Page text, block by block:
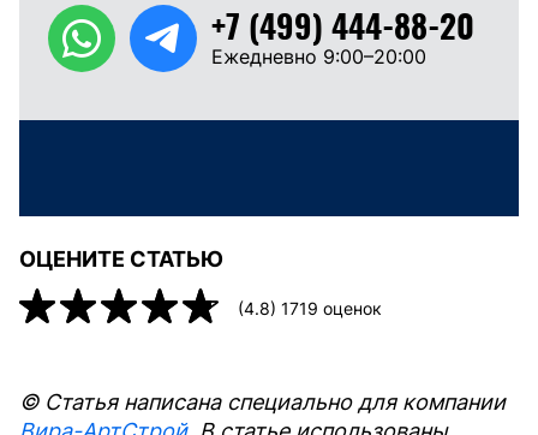
+7 (499) 444-88-20
Ежедневно 9:00–20:00
ОЦЕНИТЕ СТАТЬЮ
(4.8) 1719 оценок
© Статья написана специально для компании